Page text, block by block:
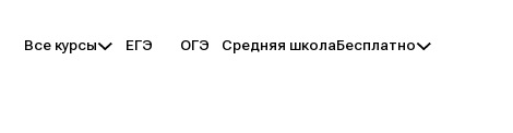
Все курсы ЕГЭ ОГЭ Средняя школаБесплатно